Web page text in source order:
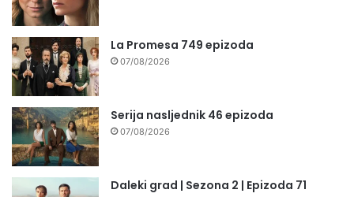
La Promesa 749 epizoda
07/08/2026
Serija nasljednik 46 epizoda
07/08/2026
Daleki grad | Sezona 2 | Epizoda 71